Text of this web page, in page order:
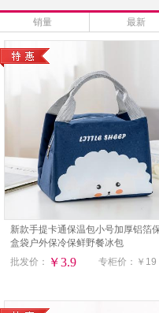
销量 最新
新款手提卡通保温包小号加厚铝箔
盒袋户外保冷保鲜野餐冰包
批发价：
￥3.9 专柜价： ￥19